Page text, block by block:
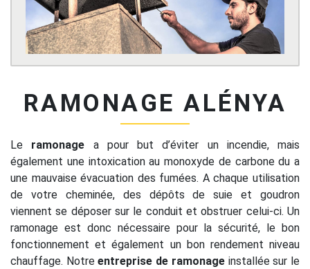
RAMONAGE ALÉNYA
Le ramonage a pour but d’éviter un incendie, mais
également une intoxication au monoxyde de carbone du a
une mauvaise évacuation des fumées. A chaque utilisation
de votre cheminée, des dépôts de suie et goudron
viennent se déposer sur le conduit et obstruer celui-ci. Un
ramonage est donc nécessaire pour la sécurité, le bon
fonctionnement et également un bon rendement niveau
chauffage. Notreentreprise de ramonageinstallée sur le